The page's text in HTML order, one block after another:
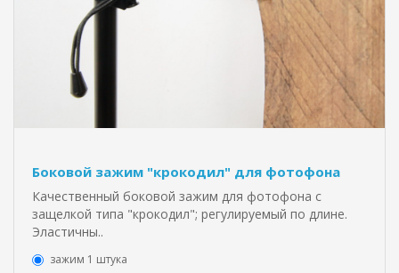
Боковой зажим "крокодил" для фотофона
Качественный боковой зажим для фотофона с
защелкой типа "крокодил"; регулируемый по длине.
Эластичны..
зажим 1 штука